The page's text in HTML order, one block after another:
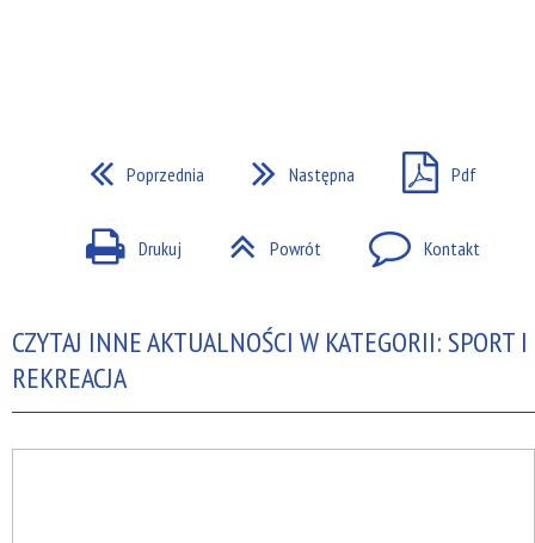
Poprzednia Następna Pdf
Drukuj Powrót Kontakt
CZYTAJ INNE AKTUALNOŚCI W KATEGORII: SPORT I
REKREACJA